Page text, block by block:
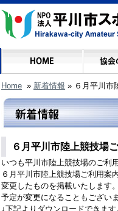
Home » 新着情報 » ６月平川市
６月平川市陸上競技場
いつも平川市陸上競技場のご利
６月平川市陸上競技場ご利用案
変更したものを掲載いたします。
予定が変更になることもござい
↓下記よりダウンロードできます